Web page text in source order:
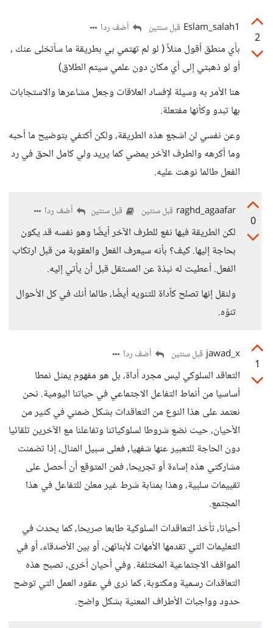
2
Eslam_salah1 قبل سنتين أضف ردا
بأي منطق أقول مثلاً ( لو لم تهتمي بي بطريقة ما سأتخلى عنك ،
أو لو ذهبتي إلى أي مكان دون علمي سيتم الطلاق)
هنا الأمر به وسيلة لإفساد العلاقات وجعل مشاعرها والاستجابات
بها تبدو وكأنها مفتعلة.
وعن نفسي لن اشجع هذه الطريقة، ولكن أكتفي بتوضيح ما أحبه
وما أكرهه والطرف الآخر يمضي كما يريد ولي كامل الحق في رد
الفعل طالما نوهت عليه.
0
raghd_agaafar قبل سنتين قبل سنتين أضف ردا
لكن الطريقة فيها نفع للطرف الآخر أيضًا وهو نفسه قد يكون
بحاجة إليها. كيف؟ بأنه سيعرف الفعل والعقوبة من قبل ارتكاب
الفعل. أعطيت له نبذة عن المستقل قبل أن يأتي إليه.
ولنقل إنها تصلح كأداة للتنويه أيضًا، طالما أنك في كل الأحوال
تنوّه.
1
jawad_x قبل سنتين أضف ردا
التعاقد السلوكي ليس مجرد أداة، بل هو مفهوم يمثل نمطا
أساسيا من أنماط التفاعل الاجتماعي في حياتنا اليومية. نحن
نعتمد على هذا النوع من التعاقدات بشكل ضمني في كثير من
الأحيان، حيث نضع شروطا لسلوكياتنا وتفاعلنا مع الآخرين تلقائيا
دون الحاجة للتعبير عنها شفهيا, فعلى سبيل المثال، إذا تضمنت
مشاركتي هذه إساءة أو تجريحا، فمن المتوقع أن أحصل على
تقييمات سلبية، وهذا بمثابة شرط غير معلن للتفاعل في هذا
المجتمع.
أحيانا، تأخذ التعاقدات السلوكية طابعا صريحا، كما يحدث في
التعليمات التي تقدمها الأمهات لأبنائهن، أو بين الأصدقاء، أو في
المواقف الاجتماعية المختلفة. وفي أحيان أخرى، تصبح هذه
التعاقدات رسمية ومكتوبة، كما نرى في عقود العمل التي توضح
حدود وواجبات الأطراف المعنية بشكل واضح.